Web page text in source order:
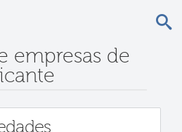
empresas de